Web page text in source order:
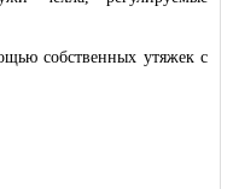
собственных утяжек с